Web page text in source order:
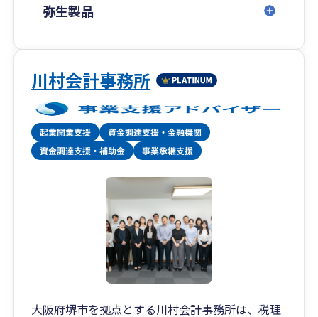
弥生製品
川村会計事務所
大阪府堺市を拠点とする川村会計事務所は、税理